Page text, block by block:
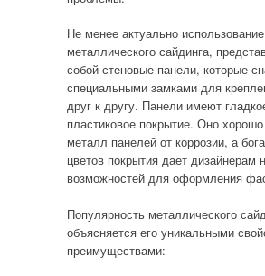
Не менее актуально использование
металлического сайдинга,
собой стеновые панели, которые
специальными замками для
друг к другу. Панели имеют
пластиковое покрытие. Оно
металл панелей от коррозии, а
цветов покрытия дает дизайнерам
возможностей для оформления
Популярность металлического
объясняется его уникальными
преимуществами: